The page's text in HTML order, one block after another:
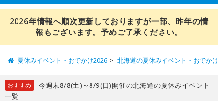
2026年情報へ順次更新しておりますが一部、昨年の情
報もございます。予めご了承ください。
夏休みイベント・おでかけ2026 北海道の夏休みイベント・おでか
おすすめ
今週末8/8(土)～8/9(日)開催の北海道の夏休みイベント
一覧